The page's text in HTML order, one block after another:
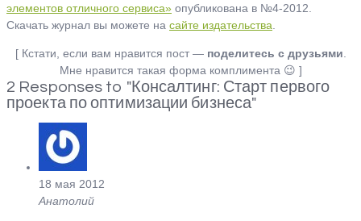
элементов отличного сервиса» опубликована в №4-2012.
Скачать журнал вы можете на сайте издательства
[ Кстати, если вам нравится пост — поделитесь с друзьями
Мне нравится такая форма комплимента 😉 ]
2 Responses to "Консалтинг: Старт первого
проекта по оптимизации бизнеса"
18 мая 2012
Анатолий